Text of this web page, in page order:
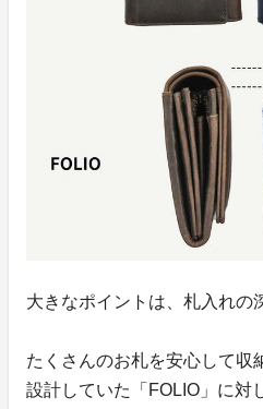
大きなポイントは、札入れの
たくさんのお札を安心して収
設計していた「FOLIO」に対